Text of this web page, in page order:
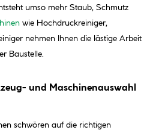
umso mehr Staub, Schmutz
wie Hochdruckreiniger,
nehmen Ihnen die lästige Arbeit
Baustelle.
und Maschinenauswahl
schwören auf die richtigen